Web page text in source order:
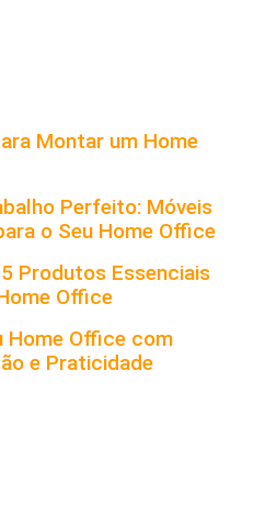
Montar um Home
Perfeito: Móveis
o Seu Home Office
Produtos Essenciais
Office
Home Office com
e Praticidade